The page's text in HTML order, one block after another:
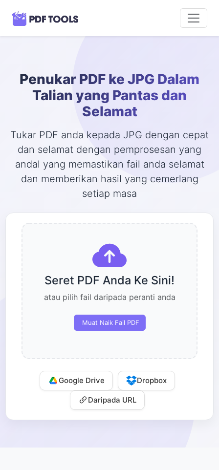
Penukar PDF ke JPG Dalam
Talian yang Pantas dan
Selamat
Tukar PDF anda kepada JPG dengan cepat
dan selamat dengan pemprosesan yang
andal yang memastikan fail anda selamat
dan memberikan hasil yang cemerlang
setiap masa
Seret PDF Anda Ke Sini!
atau pilih fail daripada peranti anda
Muat Naik Fail PDF
Google Drive Dropbox
Daripada URL